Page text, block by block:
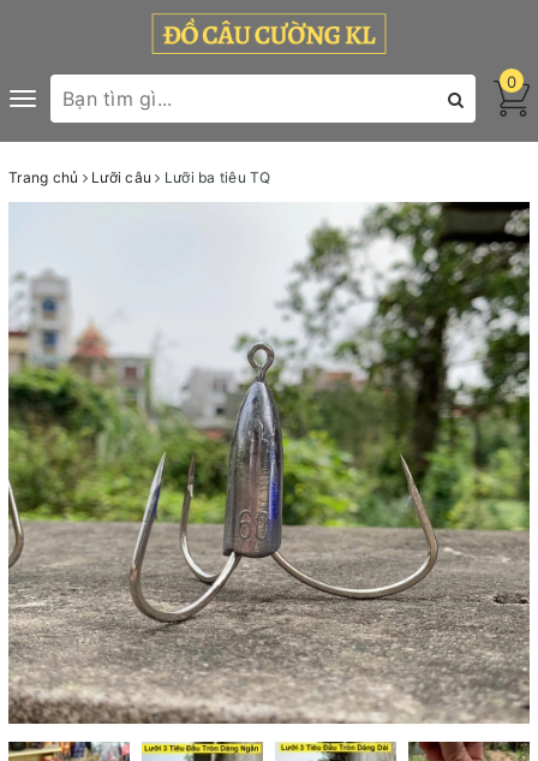
Toggle
navigation
0
Trang chủ Lưỡi câu Lưỡi ba tiêu TQ